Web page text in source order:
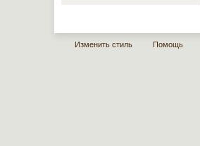
Изменить стиль Помощь